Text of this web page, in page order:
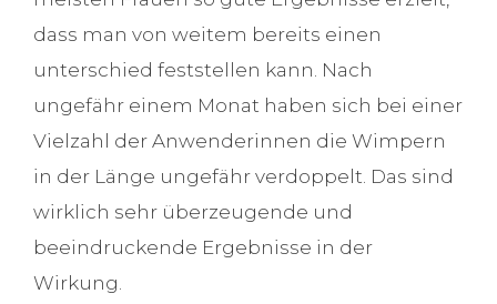
dass man von weitem bereits einen
unterschied feststellen kann. Nach
ungefähr einem Monat haben sich bei einer
Vielzahl der Anwenderinnen die Wimpern
in der Länge ungefähr verdoppelt. Das sind
wirklich sehr überzeugende und
beeindruckende Ergebnisse in der
Wirkung.